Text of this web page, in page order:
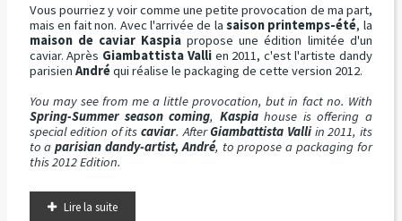
Vous pourriez y voir comme une petite provocation de ma part,
mais en fait non. Avec l'arrivée de lasaison printemps-été, la
maison de caviar Kaspiapropose une édition limitée d'un
caviar. Après Giambattista Vallien 2011, c'est l'artiste dandy
parisien Andréqui réalise le packaging de cette version 2012.
You may see from me a little provocation, but in fact no. With
Spring-Summer season coming, Kaspiahouse is offering a
special edition of its caviar. AfterGiambattista Valliin 2011, its
to aparisian dandy-artist, André, to propose a packaging for
this 2012 Edition.
Lire la suite